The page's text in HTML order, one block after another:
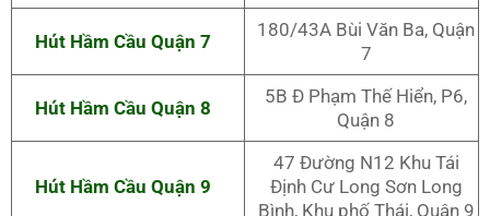
Hút Hầm Cầu Quận 7
180/43A Bùi Văn Ba, Quận
7
Hút Hầm Cầu Quận 8
5B Đ Phạm Thế Hiển, P6,
Quận 8
Hút Hầm Cầu Quận 9
47 Đường N12 Khu Tái
Định Cư Long Sơn Long
Bình, Khu phố Thái, Quận 9